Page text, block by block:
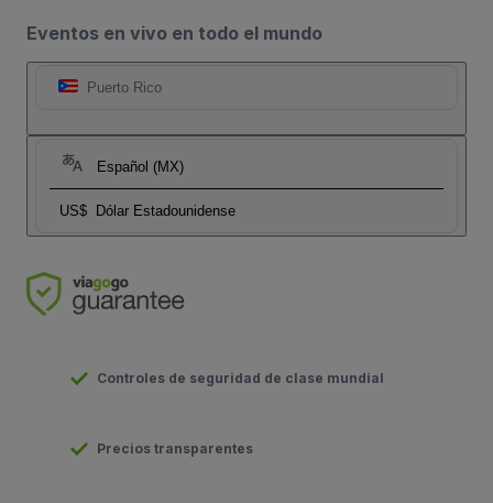
Eventos en vivo en todo el mundo
Puerto Rico
Español (MX)
US$ Dólar Estadounidense
Controles de seguridad de clase mundial
Precios transparentes